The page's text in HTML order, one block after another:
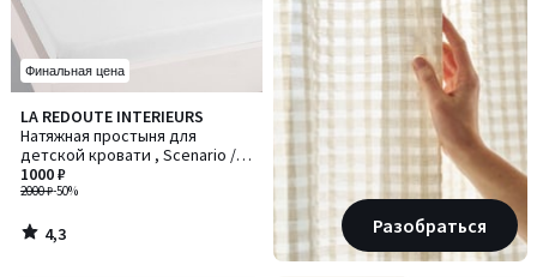
Финальная цена
LA REDOUTE INTERIEURS
Натяжная простыня для
детской кровати , Scenario /
Сценарио
2000 ₽-50%
1000 ₽
4,3
/ 5
4,3
/
Разобраться